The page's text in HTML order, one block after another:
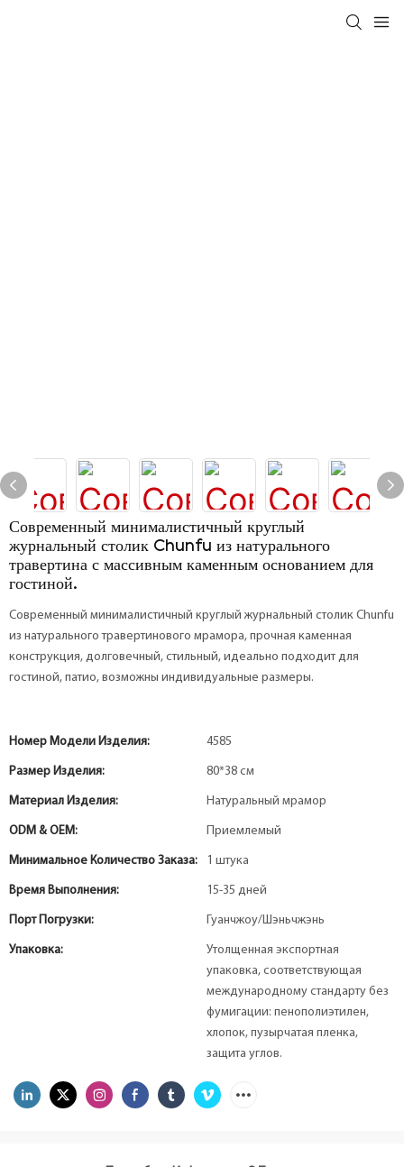
Современный минималистичный круглый
журнальный столик Chunfu из натурального
травертина с массивным каменным основанием для
гостиной.
Современный минималистичный круглый журнальный столик Chunfu
из натурального травертинового мрамора, прочная каменная
конструкция, долговечный, стильный, идеально подходит для
гостиной, патио, возможны индивидуальные размеры.
Номер Модели Изделия: 4585
Размер Изделия: 80*38 см
Материал Изделия: Натуральный мрамор
ODM & OEM: Приемлемый
Минимальное Количество Заказа: 1 штука
Время Выполнения: 15-35 дней
Порт Погрузки: Гуанчжоу/Шэньчжэнь
Упаковка:
Утолщенная экспортная
упаковка, соответствующая
международному стандарту без
фумигации: пенополиэтилен,
хлопок, пузырчатая пленка,
защита углов.